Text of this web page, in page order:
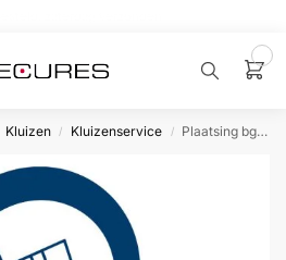
Kluizen / Kluizenservice / Plaatsing bg of lift incl./500 kg